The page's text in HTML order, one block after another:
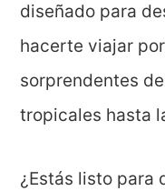
diseñado para
hacerte viajar
sorprendentes
tropicales hasta
¿Estás listo para